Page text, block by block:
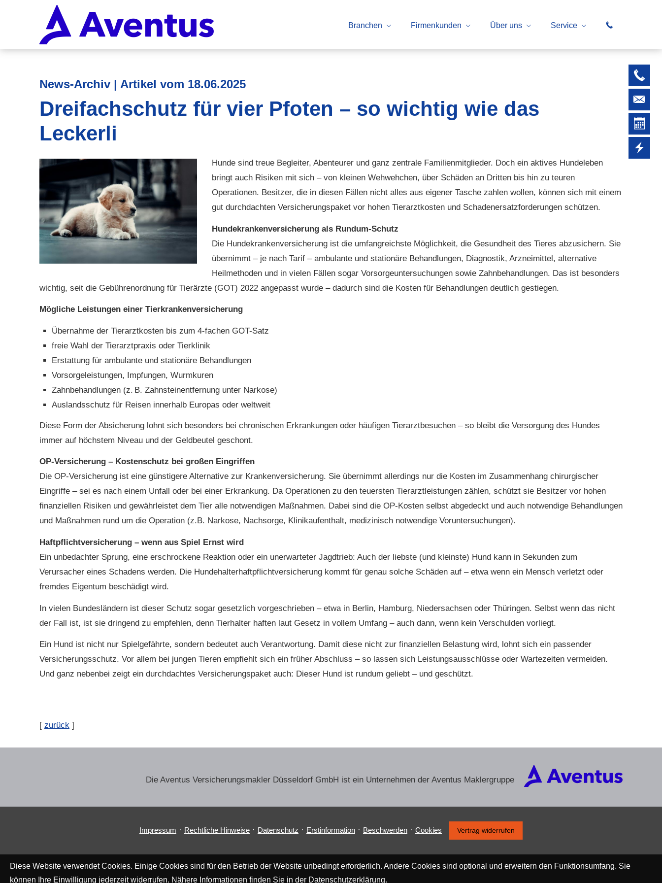
Branchen Firmenkunden Über uns Service
News-Archiv | Artikel vom 18.06.2025
Dreifachschutz für vier Pfoten – so wichtig wie das
Leckerli
Hunde sind treue Begleiter, Abenteurer und ganz zentrale Familienmitglieder. Doch ein aktives Hundeleben
bringt auch Risiken mit sich – von kleinen Wehwehchen, über Schäden an Dritten bis hin zu teuren
Operationen. Besitzer, die in diesen Fällen nicht alles aus eigener Tasche zahlen wollen, können sich mit einem
gut durchdachten Versicherungspaket vor hohen Tierarztkosten und Schadenersatzforderungen schützen.
Hundekrankenversicherung als Rundum-Schutz
Die Hundekrankenversicherung ist die umfangreichste Möglichkeit, die Gesundheit des Tieres abzusichern. Sie
übernimmt – je nach Tarif – ambulante und stationäre Behandlungen, Diagnostik, Arzneimittel, alternative
Heilmethoden und in vielen Fällen sogar Vorsorgeuntersuchungen sowie Zahnbehandlungen. Das ist besonders
wichtig, seit die Gebührenordnung für Tierärzte (GOT) 2022 angepasst wurde – dadurch sind die Kosten für Behandlungen deutlich gestiegen.
Mögliche Leistungen einer Tierkrankenversicherung
Übernahme der Tierarztkosten bis zum 4-fachen GOT-Satz
freie Wahl der Tierarztpraxis oder Tierklinik
Erstattung für ambulante und stationäre Behandlungen
Vorsorgeleistungen, Impfungen, Wurmkuren
Zahnbehandlungen (z. B. Zahnsteinentfernung unter Narkose)
Auslandsschutz für Reisen innerhalb Europas oder weltweit
Diese Form der Absicherung lohnt sich besonders bei chronischen Erkrankungen oder häufigen Tierarztbesuchen – so bleibt die Versorgung des Hundes
immer auf höchstem Niveau und der Geldbeutel geschont.
OP-Versicherung – Kostenschutz bei großen Eingriffen
Die OP-Versicherung ist eine günstigere Alternative zur Kranken­ver­si­che­rung. Sie übernimmt allerdings nur die Kosten im Zusammenhang chirurgischer
Eingriffe – sei es nach einem Unfall oder bei einer Erkrankung. Da Operationen zu den teuersten Tierarztleistungen zählen, schützt sie Besitzer vor hohen
finanziellen Risiken und gewährleistet dem Tier alle notwendigen Maßnahmen. Dabei sind die OP-Kosten selbst abgedeckt und auch notwendige Behandlungen
und Maßnahmen rund um die Operation (z.B. Narkose, Nachsorge, Klinikaufenthalt, medizinisch notwendige Voruntersuchungen).
Haft­pflichtversicherung – wenn aus Spiel Ernst wird
Ein unbedachter Sprung, eine erschrockene Reaktion oder ein unerwarteter Jagdtrieb: Auch der liebste (und kleinste) Hund kann in Sekunden zum
Verursacher eines Schadens werden. Die Hunde­halter­haft­pflichtversicherung kommt für genau solche Schäden auf – etwa wenn ein Mensch verletzt oder
fremdes Eigentum beschädigt wird.
In vielen Bundesländern ist dieser Schutz sogar gesetzlich vorgeschrieben – etwa in Berlin, Hamburg, Niedersachsen oder Thüringen. Selbst wenn das nicht
der Fall ist, ist sie dringend zu empfehlen, denn Tierhalter haften laut Gesetz in vollem Umfang – auch dann, wenn kein Verschulden vorliegt.
Ein Hund ist nicht nur Spielgefährte, sondern bedeutet auch Verantwortung. Damit diese nicht zur finanziellen Belastung wird, lohnt sich ein passender
Versicherungsschutz. Vor allem bei jungen Tieren empfiehlt sich ein früher Abschluss – so lassen sich Leistungsausschlüsse oder Wartezeiten vermeiden.
Und ganz nebenbei zeigt ein durchdachtes Versicherungspaket auch: Dieser Hund ist rundum geliebt – und geschützt.
[ zurück ]
Die Aventus Ver­sicherungs­makler Düsseldorf GmbH ist ein Unternehmen der Aventus Maklergruppe
Impressum · Rechtliche Hinweise · Datenschutz · Erstinformation · Beschwerden · Cookies Vertrag widerrufen
Diese Website verwendet Cookies. Einige Cookies sind für den Betrieb der Website unbedingt erforderlich. Andere Cookies sind optional und erweitern den Funktionsumfang. Sie
können Ihre Einwilligung jederzeit widerrufen. Nähere Informationen finden Sie in der Datenschutzerklärung.